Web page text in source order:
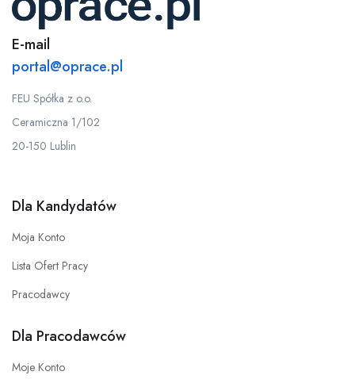
E-mail
portal@oprace.pl
FEU Spółka z o.o.
Ceramiczna 1/102
20-150 Lublin
Dla Kandydatów
Moja Konto
Lista Ofert Pracy
Pracodawcy
Dla Pracodawców
Moje Konto